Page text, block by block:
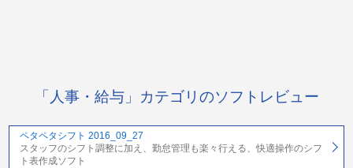
「人事・給与」カテゴリのソフトレビュー
ペタペタシフト 2016_09_27
スタッフのシフト調整に加え、勤怠管理も楽々行える、快適操作のシフ
ト表作成ソフト